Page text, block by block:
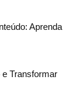
Aprenda
Transformar